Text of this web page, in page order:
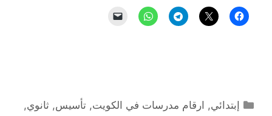
التصنيفات
إبتدائي, ارقام مدرسات في الكويت,تأسيس,ثانوي,